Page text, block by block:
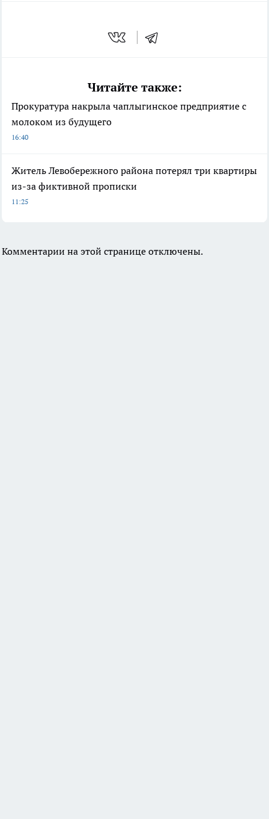
Читайте также:
Прокуратура накрыла чаплыгинское предприятие с
молоком из будущего
16:40
Житель Левобережного района потерял три квартиры
из-за фиктивной прописки
11:25
Комментарии на этой странице отключены.